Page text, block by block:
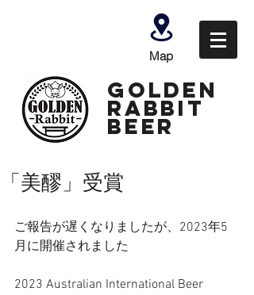
Map
GOLDEN
Rabbit
Beer
「美醪」受賞
ご報告が遅くなりましたが、2023年5
月に開催されました
2023 Australian International Beer